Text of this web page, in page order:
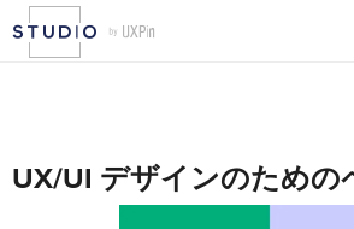
UX/UI デザインのための